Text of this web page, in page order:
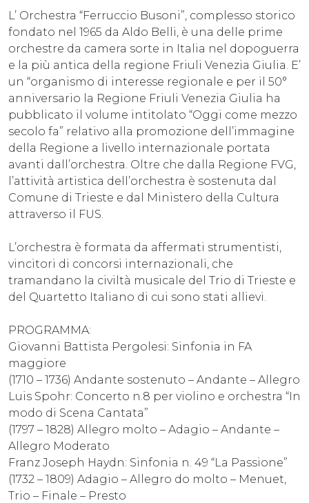
L’ Orchestra “Ferruccio Busoni”, complesso storico
fondato nel 1965 da Aldo Belli, è una delle prime
orchestre da camera sorte in Italia nel dopoguerra
e la più antica della regione Friuli Venezia Giulia. E’
un “organismo di interesse regionale e per il 50°
anniversario la Regione Friuli Venezia Giulia ha
pubblicato il volume intitolato “Oggi come mezzo
secolo fa” relativo alla promozione dell’immagine
della Regione a livello internazionale portata
avanti dall’orchestra. Oltre che dalla Regione FVG,
l’attività artistica dell’orchestra è sostenuta dal
Comune di Trieste e dal Ministero della Cultura
attraverso il FUS.
L’orchestra è formata da affermati strumentisti,
vincitori di concorsi internazionali, che
tramandano la civiltà musicale del Trio di Trieste e
del Quartetto Italiano di cui sono stati allievi.
PROGRAMMA:
Giovanni Battista Pergolesi: Sinfonia in FA
maggiore
(1710 – 1736) Andante sostenuto – Andante – Allegro
Luis Spohr: Concerto n.8 per violino e orchestra “In
modo di Scena Cantata”
(1797 – 1828) Allegro molto – Adagio – Andante –
Allegro Moderato
Franz Joseph Haydn: Sinfonia n. 49 “La Passione”
(1732 – 1809) Adagio – Allegro do molto – Menuet,
Trio – Finale – Presto